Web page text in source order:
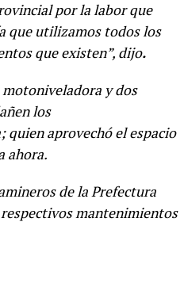
por la labor que
que utilizamos todos los
que existen”, dijo.
y dos
los
quien aprovechó el espacio
ahora.
de la Prefectura
mantenimientos